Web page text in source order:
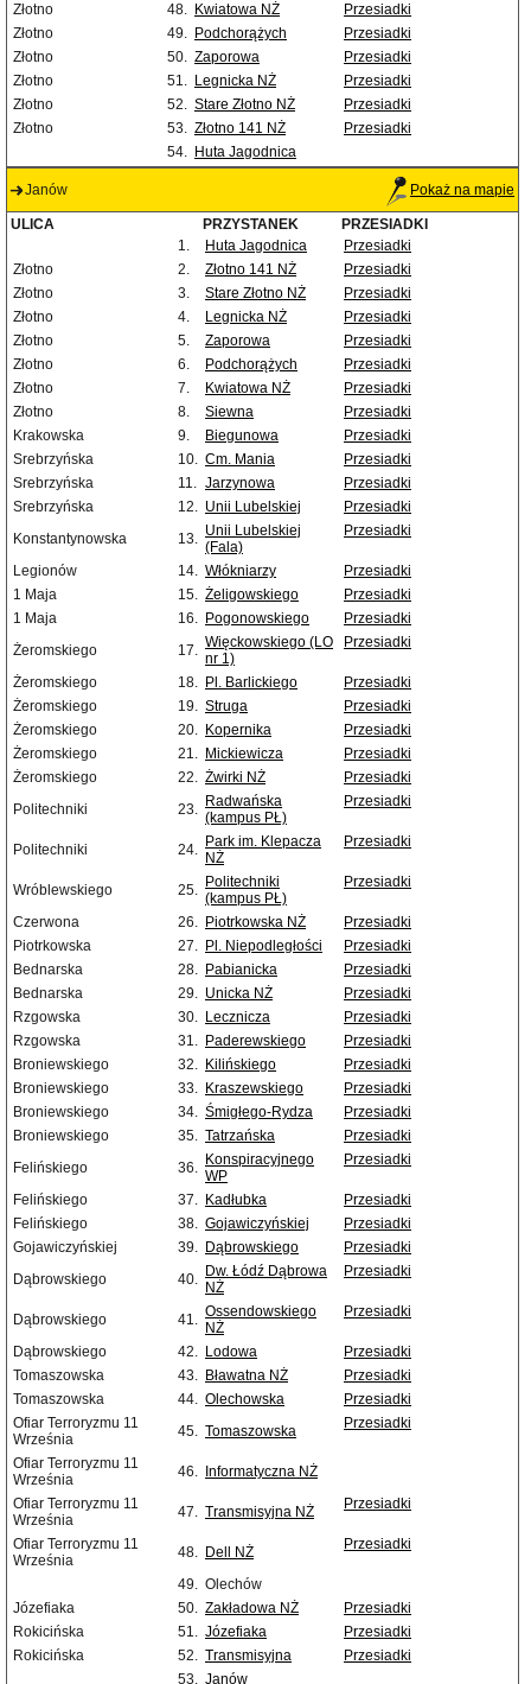
Złotno
48. Kwiatowa NŻ
Przesiadki
Złotno
49. Podchorążych
Przesiadki
Złotno
50. Zaporowa
Przesiadki
Złotno
51. Legnicka NŻ
Przesiadki
Złotno
52. Stare Złotno NŻ
Przesiadki
Złotno
53. Złotno 141 NŻ
Przesiadki
54. Huta Jagodnica
Janów Pokaż na mapie
ULICA PRZYSTANEK
PRZESIADKI
1.
Huta Jagodnica
Przesiadki
Złotno
2. Złotno 141 NŻ
Przesiadki
Złotno
3. Stare Złotno NŻ
Przesiadki
Złotno
4. Legnicka NŻ
Przesiadki
Złotno
5. Zaporowa
Przesiadki
Złotno
6. Podchorążych
Przesiadki
Złotno
7. Kwiatowa NŻ
Przesiadki
Złotno
8. Siewna
Przesiadki
Krakowska
9. Biegunowa
Przesiadki
Srebrzyńska
10. Cm. Mania
Przesiadki
Srebrzyńska
11. Jarzynowa
Przesiadki
Srebrzyńska
12. Unii Lubelskiej
Przesiadki
Konstantynowska
13. Unii Lubelskiej
(Fala)
Przesiadki
Legionów 14. Włókniarzy
Przesiadki
1 Maja
15. Żeligowskiego
Przesiadki
1 Maja
16. Pogonowskiego
Przesiadki
Żeromskiego
17. Więckowskiego (LO
nr 1)
Przesiadki
Żeromskiego 18. Pl. Barlickiego
Przesiadki
Żeromskiego
19. Struga
Przesiadki
Żeromskiego
20. Kopernika
Przesiadki
Żeromskiego
21. Mickiewicza
Przesiadki
Żeromskiego
22. Żwirki NŻ
Przesiadki
Politechniki
23. Radwańska
(kampus PŁ)
Przesiadki
Politechniki 24. Park im. Klepacza
NŻ
Przesiadki
Wróblewskiego 25. Politechniki
(kampus PŁ)
Przesiadki
Czerwona 26. Piotrkowska NŻ
Przesiadki
Piotrkowska
27. Pl. Niepodległości
Przesiadki
Bednarska
28. Pabianicka
Przesiadki
Bednarska
29. Unicka NŻ
Przesiadki
Rzgowska
30. Lecznicza
Przesiadki
Rzgowska
31. Paderewskiego
Przesiadki
Broniewskiego
32. Kilińskiego
Przesiadki
Broniewskiego
33. Kraszewskiego
Przesiadki
Broniewskiego
34. Śmigłego-Rydza
Przesiadki
Broniewskiego
35. Tatrzańska
Przesiadki
Felińskiego
36. Konspiracyjnego
WP
Przesiadki
Felińskiego 37. Kadłubka
Przesiadki
Felińskiego
38. Gojawiczyńskiej
Przesiadki
Gojawiczyńskiej
39. Dąbrowskiego
Przesiadki
Dąbrowskiego
40. Dw. Łódź Dąbrowa
NŻ
Przesiadki
Dąbrowskiego 41. Ossendowskiego
NŻ
Przesiadki
Dąbrowskiego 42. Lodowa
Przesiadki
Tomaszowska
43. Bławatna NŻ
Przesiadki
Tomaszowska
44. Olechowska
Przesiadki
Ofiar Terroryzmu 11
Września
45. Tomaszowska Przesiadki
Ofiar Terroryzmu 11
Września
46.
Informatyczna NŻ
Ofiar Terroryzmu 11
Września
47. Transmisyjna NŻ Przesiadki
Ofiar Terroryzmu 11
Września
48. Dell NŻ Przesiadki
49. Olechów
Józefiaka
50. Zakładowa NŻ
Przesiadki
Rokicińska
51. Józefiaka
Przesiadki
Rokicińska
52. Transmisyjna
Przesiadki
53. Janów